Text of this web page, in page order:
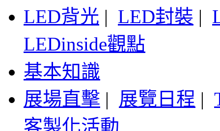
LED背光 | LED封裝 |
LEDinside觀點
基本知識
展場直擊 | 展覽日程 |
客製化活動